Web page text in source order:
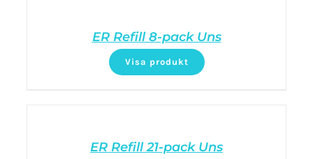
ER Refill 8-pack Uns
Visa produkt
ER Refill 21-pack Uns